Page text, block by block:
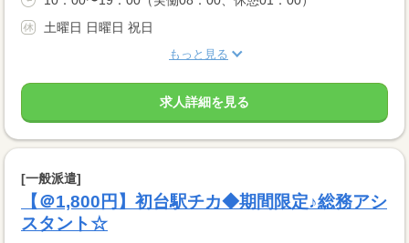
土曜日 日曜日 祝日
もっと見る
求人詳細を見る
[一般派遣]
【＠1,800円】初台駅チカ◆期間限定♪総務アシ
スタント☆